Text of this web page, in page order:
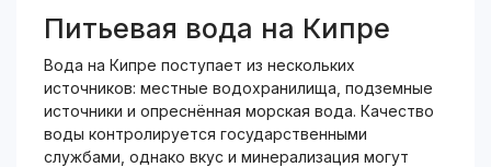
Питьевая вода на Кипре
Вода на Кипре поступает из нескольких
источников: местные водохранилища, подземные
источники и опреснённая морская вода. Качество
воды контролируется государственными
службами, однако вкус и минерализация могут